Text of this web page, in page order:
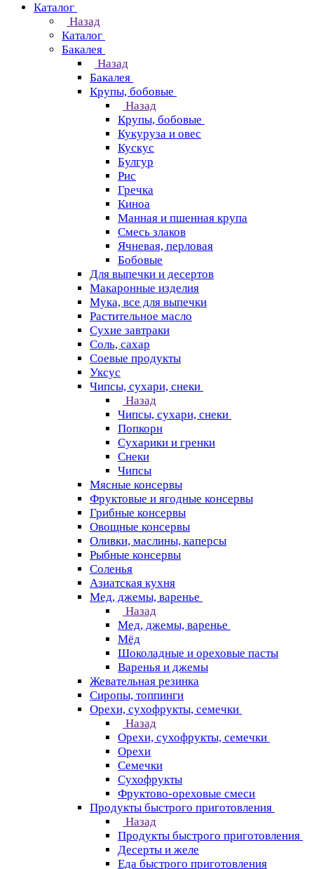
Каталог
Назад
Каталог
Бакалея
Назад
Бакалея
Крупы, бобовые
Назад
Крупы, бобовые
Кукуруза и овес
Кускус
Булгур
Рис
Гречка
Киноа
Манная и пшенная крупа
Смесь злаков
Ячневая, перловая
Бобовые
Для выпечки и десертов
Макаронные изделия
Мука, все для выпечки
Растительное масло
Сухие завтраки
Соль, сахар
Соевые продукты
Уксус
Чипсы, сухари, снеки
Назад
Чипсы, сухари, снеки
Попкорн
Сухарики и гренки
Снеки
Чипсы
Мясные консервы
Фруктовые и ягодные консервы
Грибные консервы
Овощные консервы
Оливки, маслины, каперсы
Рыбные консервы
Соленья
Азиатская кухня
Мед, джемы, варенье
Назад
Мед, джемы, варенье
Мёд
Шоколадные и ореховые пасты
Варенья и джемы
Жевательная резинка
Сиропы, топпинги
Орехи, сухофрукты, семечки
Назад
Орехи, сухофрукты, семечки
Орехи
Семечки
Сухофрукты
Фруктово-ореховые смеси
Продукты быстрого приготовления
Назад
Продукты быстрого приготовления
Десерты и желе
Еда быстрого приготовления